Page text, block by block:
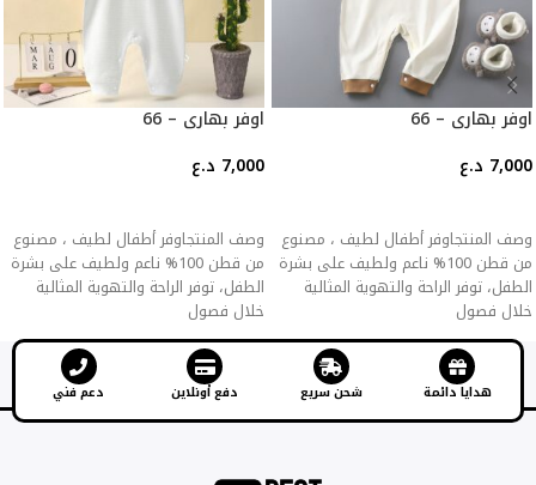
اوفر بهاري – 66
7,000 د.ع
وصف المنتجاوفر أطفال لطيف ، مصنوع
من قطن 100% ناعم ولطيف على بشرة
الطفل، توفر الراحة والتهوية المثالية
خلال فصول
اوفر بهاري – 66
7,000 د.ع
وصف المنتجاوفر أطفال لطيف ، مصنوع
من قطن 100% ناعم ولطيف على بشرة
الطفل، توفر الراحة والتهوية المثالية
خلال فصول
هدايا دائمة شحن سريع دفع أونلاين دعم فني